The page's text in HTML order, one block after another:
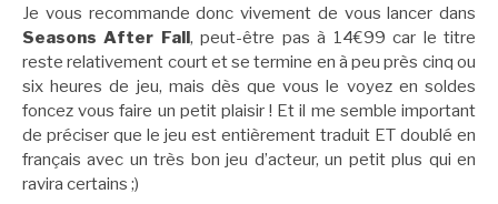
Je vous recommande donc vivement de vous lancer dans
Seasons After Fall, peut-être pas à 14€99 car le titre
reste relativement court et se termine en à peu près cinq ou
six heures de jeu, mais dès que vous le voyez en soldes
foncez vous faire un petit plaisir ! Et il me semble important
de préciser que le jeu est entièrement traduit ET doublé en
français avec un très bon jeu d’acteur, un petit plus qui en
ravira certains ;)